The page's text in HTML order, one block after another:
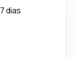
7 dias